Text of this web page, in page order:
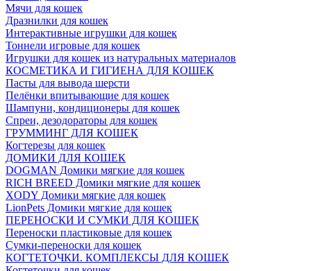
Мячи для кошек
Дразнилки для кошек
Интерактивные игрушки для кошек
Тоннели игровые для кошек
Игрушки для кошек из натуральных материалов
КОСМЕТИКА И ГИГИЕНА ДЛЯ КОШЕК
Пасты для вывода шерсти
Пелёнки впитывающие для кошек
Шампуни, кондиционеры для кошек
Спреи, дезодораторы для кошек
ГРУММИНГ ДЛЯ КОШЕК
Когтерезы для кошек
ДОМИКИ ДЛЯ КОШЕК
DOGMAN Домики мягкие для кошек
RICH BREED Домики мягкие для кошек
XODY Домики мягкие для кошек
LionPets Домики мягкие для кошек
ПЕРЕНОСКИ И СУМКИ ДЛЯ КОШЕК
Переноски пластиковые для кошек
Сумки-переноски для кошек
КОГТЕТОЧКИ. КОМПЛЕКСЫ ДЛЯ КОШЕК